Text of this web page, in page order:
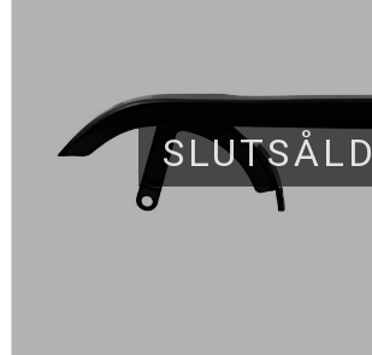
SLUTSÅLD